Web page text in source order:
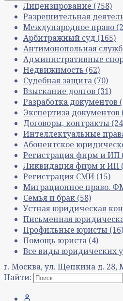
Лицензирование (758)
Разрешительная
Международное право
Арбитражный суд (165)
Антимонопольная
Административные
Недвижимость (62)
Судебная защита (70)
Взыскание долгов (31)
Разработка документов
Экспертиза документов
Договоры, контракты
Интеллектуальные
Абонентское
Регистрация фирм и ИП
Ликвидация фирм и ИП
Регистрация СМИ (15)
Миграционное право.
Семья и брак (58)
Устная юридическая
Письменная
Профильные юристы (16)
Помощь юриста (4)
Все виды юридических
г. Москва, ул. Щепкина д. 28,
Найти: